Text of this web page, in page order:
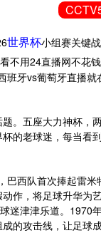
世界杯小组赛关键
不用24直播网不花
牙vs葡萄牙直播
。五座大力神杯
的老球迷，每当看
巴西队首次捧起雷
作，将足球升华为
迷津津乐道。
攻击线，让足球成